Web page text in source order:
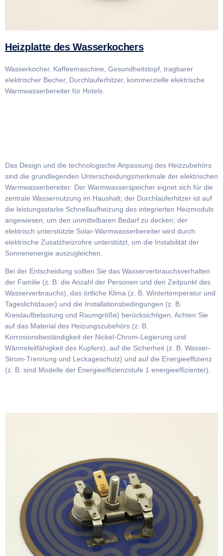
Heizplatte des Wasserkochers
Wasserkocher, Kaffeemaschine, Gesundheitstopf, tragbarer
elektrischer Becher, Durchlauferhitzer, kommerzielle elektrische
Warmwasserbereiter für Hotels.
Das Design und die technologische Anpassung des Heizzubehörs
sind die grundlegenden Unterscheidungsmerkmale der elektrischen
Warmwasserbereiter: Der Warmwasserspeicher eignet sich für die
zentrale Wassernutzung im Haushalt; der Durchlauferhitzer ist auf
die leistungsstarke Schnellaufheizung des integrierten Heizmoduls
angewiesen, um den unmittelbaren Bedarf zu decken; der
elektrisch unterstützte Solar-Warmwasserbereiter wird durch
elektrische Zusatzheizrohre unterstützt, um die Instabilität der
Sonnenenergie auszugleichen.
Bei der Entscheidung sollten Sie das Wasserverbrauchsverhalten
der Familie (z. B. die Anzahl der Personen und den Zeitpunkt des
Wasserverbrauchs), das örtliche Klima (z. B. Wintertemperatur und
Tageslichtdauer) und die Installationsbedingungen (z. B.
Kreislaufbelastung und Raumgröße) berücksichtigen. Achten Sie
auf das Material des Heizungszubehörs (z. B.
Korrosionsbeständigkeit der Nickel-Chrom-Legierung und
Wärmeleitfähigkeit des Kupfers), auf die Sicherheit (z. B. Wasser-
Strom-Trennung und Leckageschutz) und auf die Energieeffizienz
(z. B. sind Modelle der Energieeffizienzstufe 1 energieeffizienter).